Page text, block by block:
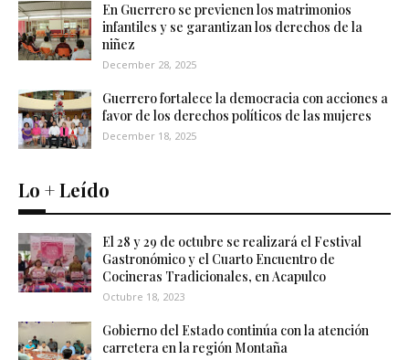
En Guerrero se previenen los matrimonios
infantiles y se garantizan los derechos de la
niñez
December 28, 2025
Guerrero fortalece la democracia con acciones a
favor de los derechos políticos de las mujeres
December 18, 2025
Lo + Leído
El 28 y 29 de octubre se realizará el Festival
Gastronómico y el Cuarto Encuentro de
Cocineras Tradicionales, en Acapulco
Octubre 18, 2023
Gobierno del Estado continúa con la atención
carretera en la región Montaña